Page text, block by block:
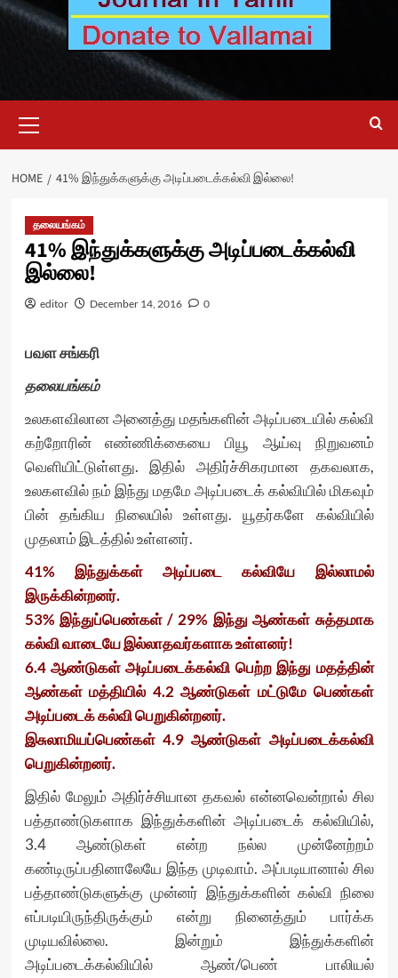
Menu
HOME 41% இந்துக்களுக்கு அடிப்படைக்கல்வி இல்லை!
தலையங்கம்
41% இந்துக்களுக்கு அடிப்படைக்கல்வி
இல்லை!
editor December 14, 2016 0
பவள சங்கரி
தலையங்கம்
உலகளவிலான அனைத்து மதங்களின் அடிப்படையில் கல்வி
கற்றோரின் எண்ணிக்கையை பியூ ஆய்வு நிறுவனம்
வெளியிட்டுள்ளது. இதில் அதிர்ச்சிகரமான தகவலாக,
உலகளவில் நம் இந்து மதமே அடிப்படைக் கல்வியில் மிகவும்
பின் தங்கிய நிலையில் உள்ளது. யூதர்களே கல்வியில்
முதலாம் இடத்தில் உள்ளனர்.
41% இந்துக்கள் அடிப்படை கல்வியே இல்லாமல்
இருக்கின்றனர்.
53% இந்துப்பெண்கள் / 29% இந்து ஆண்கள் சுத்தமாக
கல்வி வாடையே இல்லாதவர்களாக உள்ளனர்!
6.4 ஆண்டுகள் அடிப்படைக்கல்வி பெற்ற இந்து மதத்தின்
ஆண்கள் மத்தியில் 4.2 ஆண்டுகள் மட்டுமே பெண்கள்
அடிப்படைக் கல்வி பெறுகின்றனர்.
இசுலாமியப்பெண்கள் 4.9 ஆண்டுகள் அடிப்படைக்கல்வி
பெறுகின்றனர்.
இதில் மேலும் அதிர்ச்சியான தகவல் என்னவென்றால் சில
பத்தாண்டுகளாக இந்துக்களின் அடிப்படைக் கல்வியில்,
3.4 ஆண்டுகள் என்ற நல்ல முன்னேற்றம்
கண்டிருப்பதினாலேயே இந்த முடிவாம். அப்படியானால் சில
பத்தாண்டுகளுக்கு முன்னர் இந்துக்களின் கல்வி நிலை
எப்படியிருந்திருக்கும் என்று நினைத்தும் பார்க்க
முடியவில்லை. இன்றும் இந்துக்களின்
அடிப்படைக்கல்வியில் ஆண்/பெண் பாலியல்